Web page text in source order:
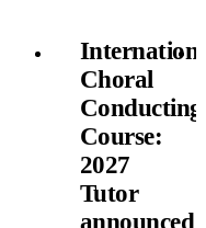
International
Choral
Conducting
Course:
2027
Tutor
announced!